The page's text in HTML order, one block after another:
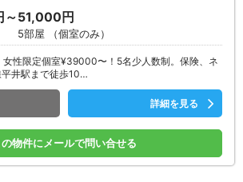
51,000円
5部屋 （個室のみ）
女性限定個室¥39000〜！5名少人数制。保険、ネ
井駅まで徒歩10…
詳細を見る
の物件にメールで問い合せる